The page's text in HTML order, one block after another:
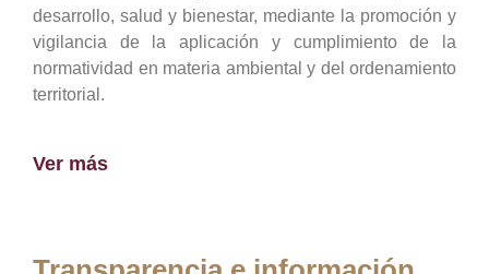
desarrollo, salud y bienestar, mediante la promoción y
vigilancia de la aplicación y cumplimiento de la
normatividad en materia ambiental y del ordenamiento
territorial.
Ver más